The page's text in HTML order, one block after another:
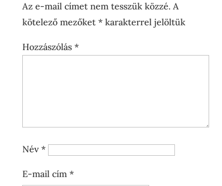
Az e-mail címet nem tesszük közzé. A
kötelező mezőket *karakterrel jelöltük
Hozzászólás *
Név*
E-mail cím *